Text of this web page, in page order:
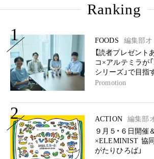
Ranking
1 FOODS
編集部
【読者プレゼント
コ×アルテミラが
シリーズ」で目指
Promotion
2 ACTION
編集部
９月５・６日開催
×ELEMINIST 協
がたりひろば」